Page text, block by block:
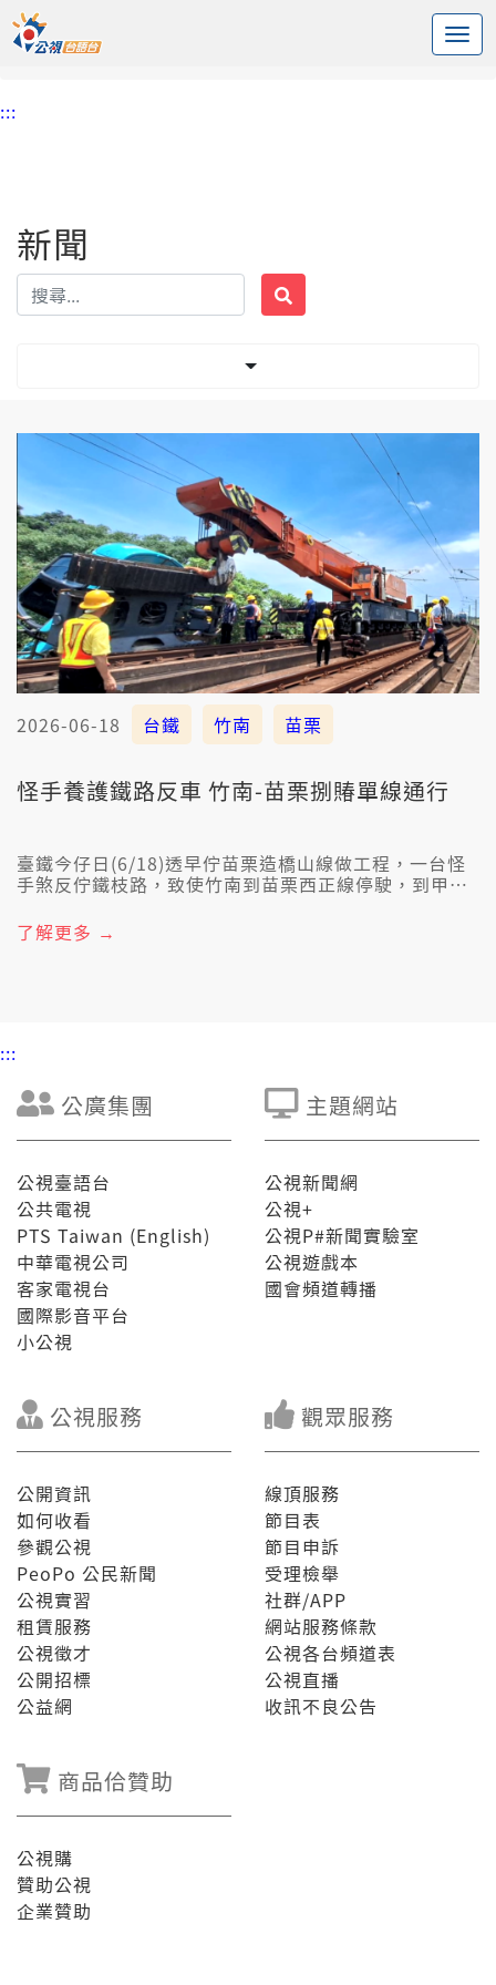
中央內容區塊
頭頁
:::
新聞
2026-06-18 台鐵 竹南 苗栗
怪手養護鐵路反車 竹南-苗栗捌賰單線通行
臺鐵今仔日(6/18)透早佇苗栗造橋山線做工程，一台怪
手煞反佇鐵枝路，致使竹南到苗栗西正線停駛，到甲下
了解更多 →
:::
公廣集團
公視臺語台
公共電視
PTS Taiwan (English)
中華電視公司
客家電視台
國際影音平台
小公視
主題網站
公視新聞網
公視+
公視P#新聞實驗室
公視遊戲本
國會頻道轉播
公視服務
公開資訊
如何收看
參觀公視
PeoPo 公民新聞
公視實習
租賃服務
公視徵才
公開招標
公益網
觀眾服務
線頂服務
節目表
節目申訴
受理檢舉
社群/APP
網站服務條款
公視各台頻道表
公視直播
收訊不良公告
商品佮贊助
公視購
贊助公視
企業贊助